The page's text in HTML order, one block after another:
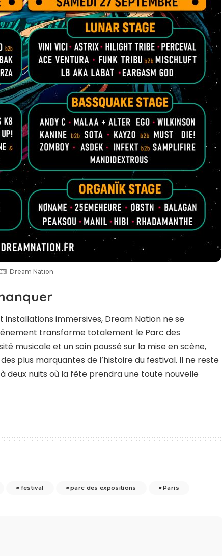
Dream Nation
installations immersives, Dream Nation ne se
transforme totalement le Parc des
musicale et un soin poussé sur la mise en scène,
plus marquantes de l’histoire du festival. Il ne reste
deux nuits où la fête prendra une toute nouvelle
festival parc des expositions Paris